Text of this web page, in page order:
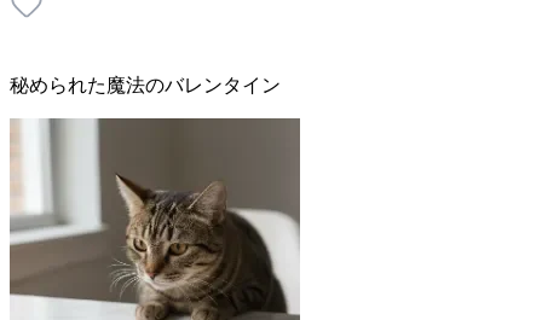
秘められた魔法のバレンタイン